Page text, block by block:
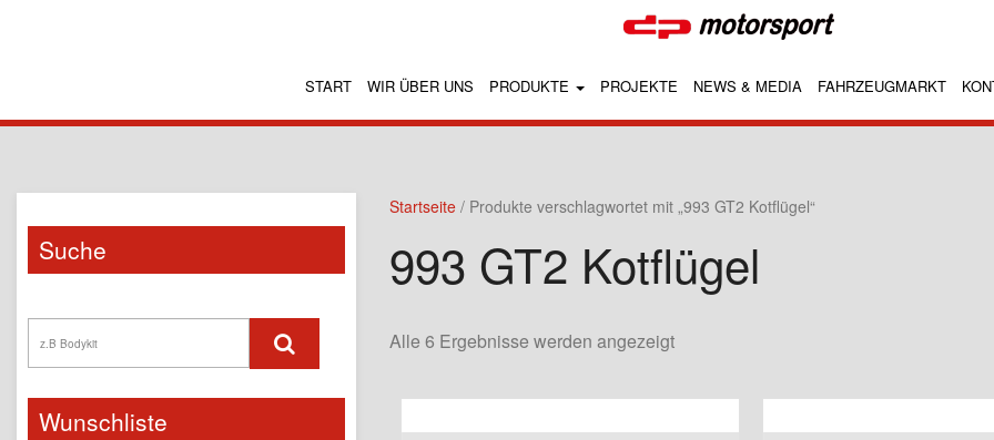
START WIR ÜBER UNS PRODUKTE PROJEKTE NEWS & MEDIA FAHRZEUGMARKT
Suche
Wunschliste
Startseite / Produkte verschlagwortet mit „993 GT2 Kotflügel“
993 GT2 Kotflügel
Alle 6 Ergebnisse werden angezeigt